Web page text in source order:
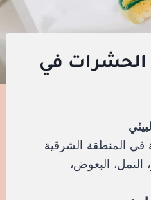
الحشرات في
في المنطقة الشرقية
النمل، البعوض،